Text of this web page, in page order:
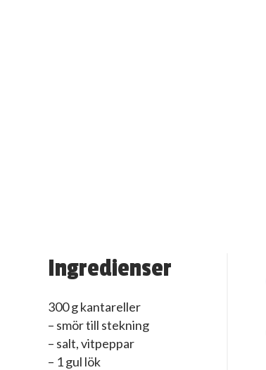
Ingredienser
300 g kantareller
– smör till stekning
– salt, vitpeppar
– 1 gul lök